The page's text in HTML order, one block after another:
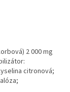
2 000 mg
citronová;